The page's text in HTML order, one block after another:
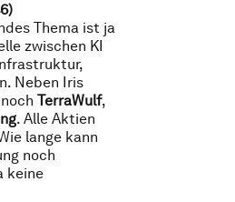
Thema ist ja
zwischen KI
Neben Iris
nochTerraWulf,
. Alle Aktien
lange kann
noch
keine